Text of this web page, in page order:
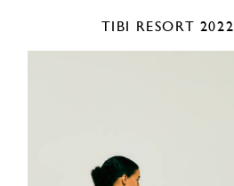
TIBI RESORT 2022